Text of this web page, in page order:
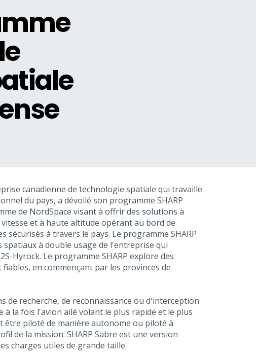
canadienne de technologie spatiale qui travaille
du pays, a dévoilé son programme SHARP
de NordSpace visant à offrir des solutions à
et à haute altitude opérant au bord de
à travers le pays. Le programme SHARP
à double usage de l'entreprise qui
Hyrock. Le programme SHARP explore des
en commençant par les provinces de
de recherche, de reconnaissance ou d'interception
la fois l'avion ailé volant le plus rapide et le plus
être piloté de manière autonome ou piloté à
de la mission. SHARP Sabre est une version
charges utiles de grande taille.